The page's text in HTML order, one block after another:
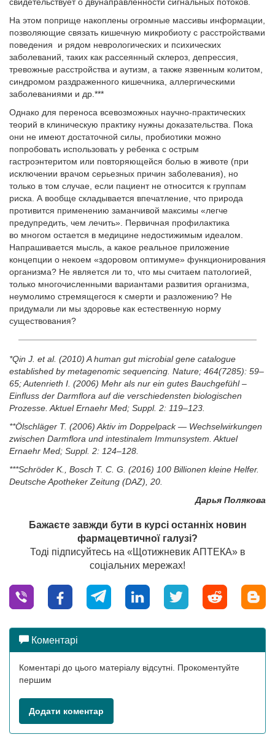
На этом поприще накоплены огромные массивы информации,
позволяющие связать кишечную микробиоту с расстройствами
поведения и рядом неврологических и психических
заболеваний, таких как рассеянный склероз, депрессия,
тревожные расстройства и аутизм, а также язвенным колитом,
синдромом раздраженного кишечника, аллергическими
заболеваниями и др.***
Однако для переноса всевозможных научно-практических
теорий в клиническую практику нужны доказательства. Пока
они не имеют достаточной силы, пробиотики можно
попробовать использовать у ребенка с острым
гастроэнтеритом или повторяющейся болью в животе (при
исключении врачом серьезных причин заболевания), но
только в том случае, если пациент не относится к группам
риска. А вообще складывается впечатление, что природа
противится применению заманчивой максимы «легче
предупредить, чем лечить». Первичная профилактика
во многом остается в медицине недостижимым идеалом.
Напрашивается мысль, а какое реальное приложение
концепции о некоем «здоровом оптимуме» функционирования
организма? Не является ли то, что мы считаем патологией,
только многочисленными вариантами развития организма,
неумолимо стремящегося к смерти и разложению? Не
придумали ли мы здоровье как естественную норму
существования?
*Qin J. et al. (2010) A human gut microbial gene catalogue
established by ­metagenomic sequencing. Nature; 464(7285): 59–
65; Autenrieth I. (2006) Mehr als nur ein gutes Bauchgefühl –
Einfluss der Darmflora auf die verschiedensten biologischen
Prozesse. Aktuel Ernaehr Med; Suppl. 2: 119–123.
**Ölschläger T. (2006) Aktiv im Doppelpack — Wechselwirkungen
zwischen Darmflora und intestinalem Immunsystem. Aktuel
Ernaehr Med; Suppl. 2: 124–128.
***Schröder K., Bosch T. C. G. (2016) 100 Billionen kleine Helfer.
Deutsche Apotheker Zeitung (DAZ), 20.
Дарья Полякова
Бажаєте завжди бути в курсі останніх новин
фармацевтичної галузі?
Тоді підписуйтесь на «Щотижневик АПТЕКА» в
соціальних мережах!
Коментарі
Коментарі до цього матеріалу відсутні. Прокоментуйте
першим
Додати коментар